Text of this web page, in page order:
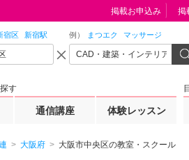
宿区 新宿駅 例） まつエク マッサージ
す
通信講座 体験レッスン
掲載お申込み 掲
大阪府 大阪市中央区の教室・スクール